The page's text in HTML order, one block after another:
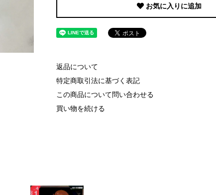
お気に入りに追加
返品について
特定商取引法に基づく表記
この商品について問い合わせる
買い物を続ける